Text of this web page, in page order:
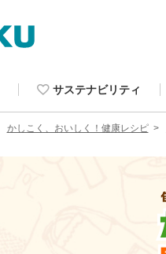
サステナビリティ
かしこく、おいしく！健康レシピ